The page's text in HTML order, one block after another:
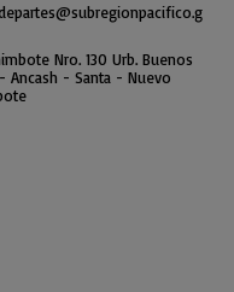
ifico.g
Nro. 130 Urb. Buenos
Ancash - Santa - Nuevo